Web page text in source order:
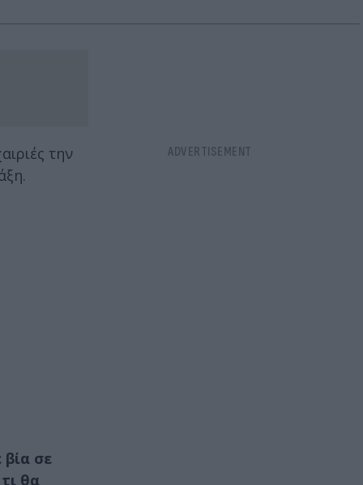
την
σε
θα